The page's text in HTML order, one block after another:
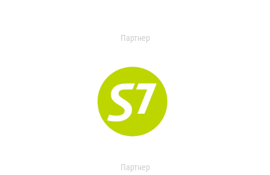
Партнер
Партнер